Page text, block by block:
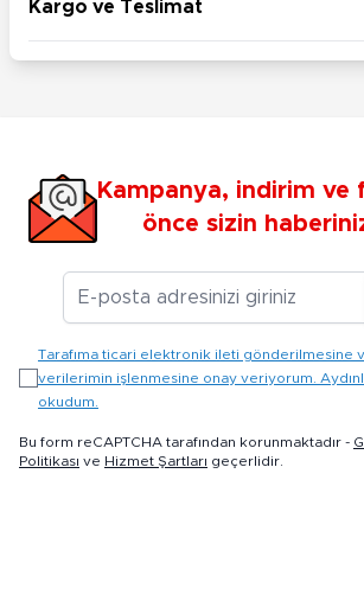
Kargo ve Teslimat
Kampanya, indirim ve
önce sizin
E-posta
Tarafıma ticari elektronik ileti gönderilmesine
verilerimin işlenmesine onay veriyorum.
okudum.
Bu form reCAPTCHA tarafından korunmaktadır -
Politikası ve Hizmet Şartları geçerlidir.